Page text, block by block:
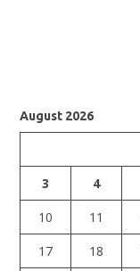
August 2026
3
4
10
11
17
18